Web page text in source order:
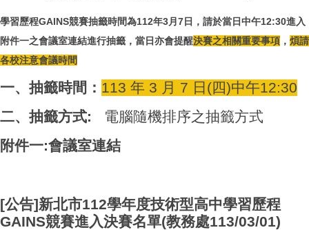
學習歷程GAINS競賽抽籤時間為112年3月7日，請於當日中午12:30進入
附件一之會議室連結進行抽籤，當日亦會提醒決賽之相關重要事項 ， 煩請
各校注意會議時間
一、抽籤時間： 113 年 3 月 7 日(四)中午12:30
二、抽籤方式: 電腦隨機排序之抽籤方式
附件一:會議室連結
[公告]新北市112學年度技術型高中學習歷程
GAINS競賽進入決賽名單(教務處113/03/01)